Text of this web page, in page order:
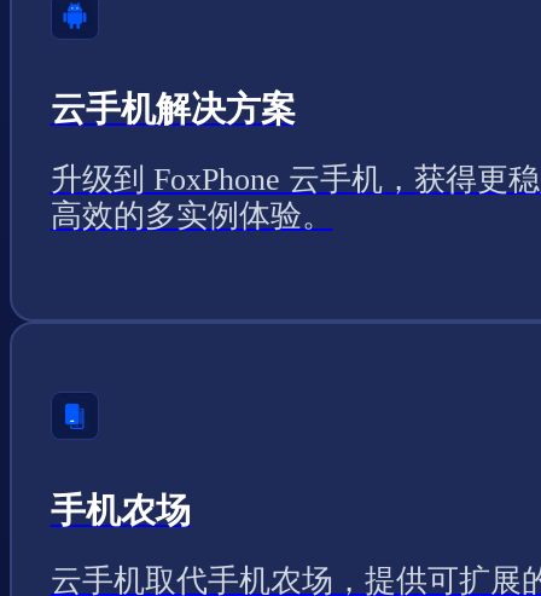
云手机解决方案
升级到 FoxPhone 云手机，获得更
高效的多实例体验。
手机农场
云手机取代手机农场，提供可扩展